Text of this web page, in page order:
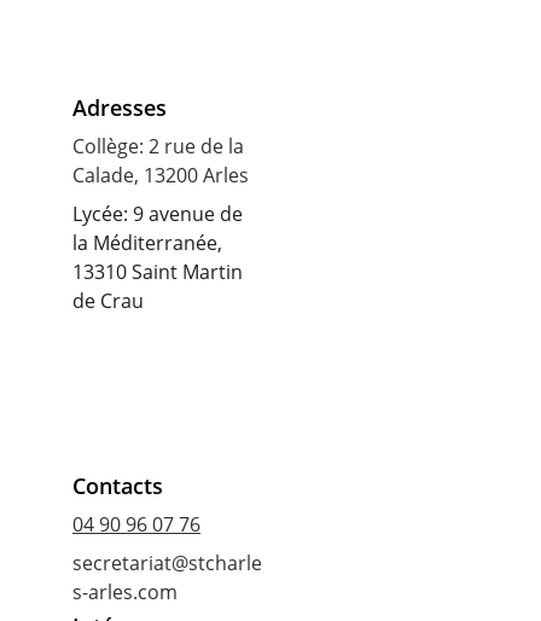
Adresses
Collège: 2 rue de la
Calade, 13200 Arles
Lycée: 9 avenue de
la Méditerranée,
13310 Saint Martin
de Crau
Contacts
04 90 96 07 76
secretariat@stcharle
s-arles.com